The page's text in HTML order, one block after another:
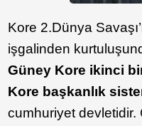
Kore 2.Dünya
işgalinden
Güney Kore ikinci
Kore başkanlık
cumhuriyet